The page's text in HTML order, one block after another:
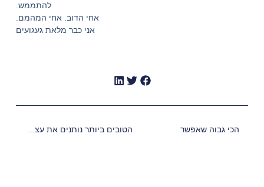
להתממש.
אחי הדוב. אחי המהמם.
אני כבר מלאת געגועים
הכי גבוה שאפשר הטובים ביותר נותנים את עצמם